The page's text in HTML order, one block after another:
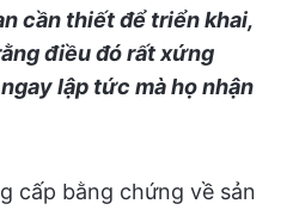
cần thiết để triển khai,
điều đó rất xứng
lập tức mà họ nhận
cấp bằng chứng về sản